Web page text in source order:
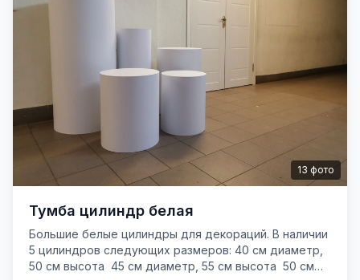
13 фото
Тумба цилиндр белая
Большие белые цилиндры для декораций. В наличии
5 цилиндров следующих размеров: 40 см диаметр,
50 см высота 45 см диаметр, 55 см высота 50 см